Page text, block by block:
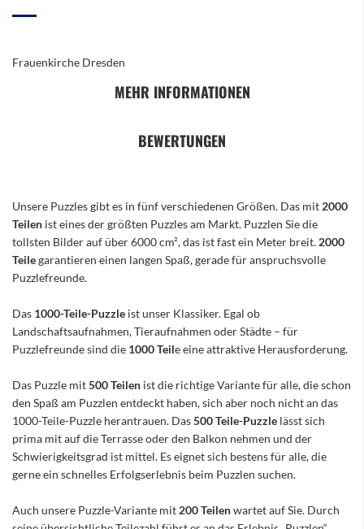
Frauenkirche Dresden
MEHR INFORMATIONEN
BEWERTUNGEN
Unsere Puzzles gibt es in fünf verschiedenen Größen. Das mit 2000
Teilen ist eines der größten Puzzles am Markt. Puzzlen Sie die
tollsten Bilder auf über 6000 cm², das ist fast ein Meter breit. 2000
Teilegarantieren einen langen Spaß, gerade für anspruchsvolle
Puzzlefreunde.
Das 1000-Teile-Puzzle ist unser Klassiker. Egal ob
Landschaftsaufnahmen, Tieraufnahmen oder Städte – für
Puzzlefreunde sind die 1000 Teile eine attraktive Herausforderung.
Das Puzzle mit500 Teilen ist die richtige Variante für alle, die schon
den Spaß am Puzzlen entdeckt haben, sich aber noch nicht an das
1000-Teile-Puzzle herantrauen. Das500 Teile-Puzzle lässt sich
prima mit auf die Terrasse oder den Balkon nehmen und der
Schwierigkeitsgrad ist mittel. Es eignet sich bestens für alle, die
gerne ein schnelles Erfolgserlebnis beim Puzzlen suchen.
Auch unsere Puzzle-Variante mit 200 Teilenwartet auf Sie. Durch